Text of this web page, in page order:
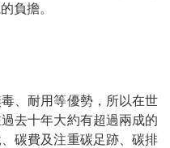
負擔。
、耐用等優勢，所以在世
去十年大約有超過兩成的
碳費及注重碳足跡、碳排